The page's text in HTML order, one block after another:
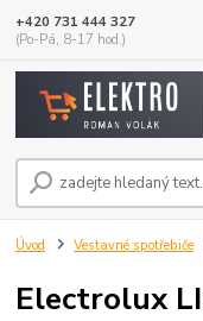
+420 731 444 327
(Po-Pá, 8-17 hod.)
Úvod Vestavné spotřebiče
Electrolux